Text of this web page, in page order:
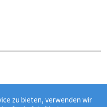
zu bieten, verwenden wir